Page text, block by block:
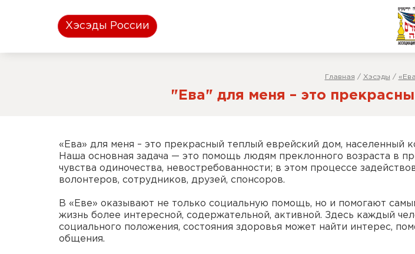
Хэсэды России
Главная / Хэсэды /
"Ева" для меня – это
«Ева» для меня – это прекрасный теплый еврейский дом, населенный
Наша основная задача — это помощь людям преклонного возраста в
чувства одиночества, невостребованности; в этом процессе
волонтеров, сотрудников, друзей, спонсоров.
В «Еве» оказывают не только социальную помощь, но и помогают
жизнь более интересной, содержательной, активной. Здесь каждый
социального положения, состояния здоровья может найти интерес,
общения.